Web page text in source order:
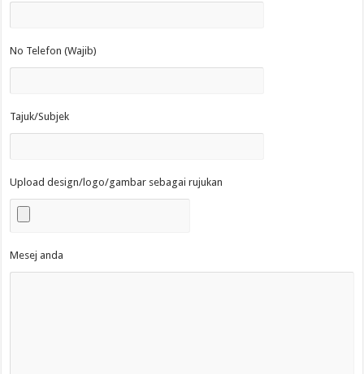
No Telefon (Wajib)
Tajuk/Subjek
Upload design/logo/gambar sebagai rujukan
Mesej anda